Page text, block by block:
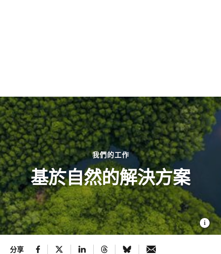
我們的工作
基於自然的解決方案
分享